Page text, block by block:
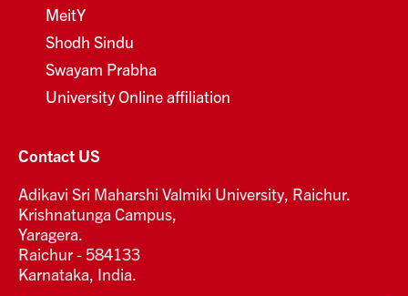
MeitY
Shodh Sindu
Swayam Prabha
University Online affiliation
Contact US
Adikavi Sri Maharshi Valmiki University, Raichur.
Krishnatunga Campus,
Yaragera.
Raichur - 584133
Karnataka, India.